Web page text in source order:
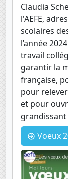
Claudia
l'AEFE,
scolaires
l’année
travail
garantir la
française,
pour
et pour
grandissant
Voeux